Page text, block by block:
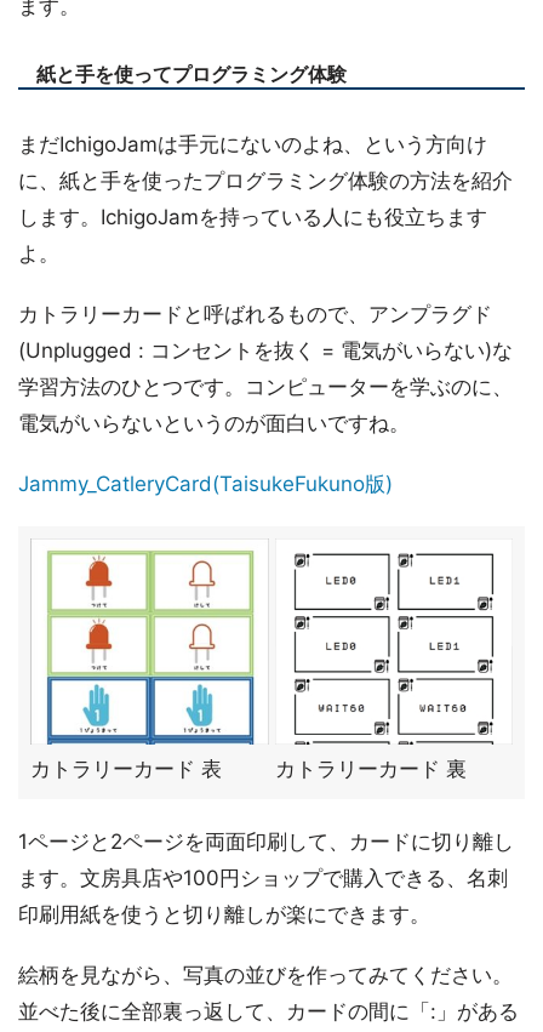
ます。
紙と手を使ってプログラミング体験
まだIchigoJamは手元にないのよね、という方向け
に、紙と手を使ったプログラミング体験の方法を紹介
します。IchigoJamを持っている人にも役立ちます
よ。
カトラリーカードと呼ばれるもので、アンプラグド
(Unplugged : コンセントを抜く = 電気がいらない)な
学習方法のひとつです。コンピューターを学ぶのに、
電気がいらないというのが面白いですね。
Jammy_CatleryCard(TaisukeFukuno版)
カトラリーカード 表 カトラリーカード 裏
1ページと2ページを両面印刷して、カードに切り離し
ます。文房具店や100円ショップで購入できる、名刺
印刷用紙を使うと切り離しが楽にできます。
絵柄を見ながら、写真の並びを作ってみてください。
並べた後に全部裏っ返して、カードの間に「:」がある